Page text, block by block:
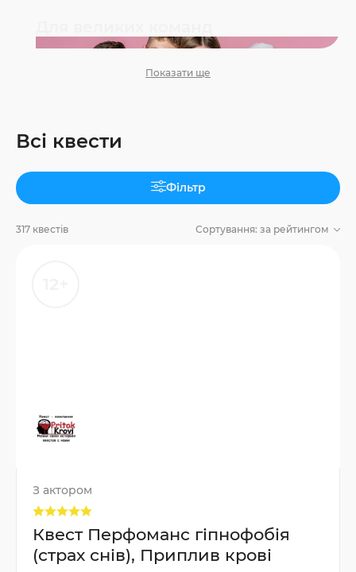
Показати ще
Всі квести
Фільтр
317 квестів Сортування: за рейтингом
З актором
Квест Перфоманс гіпнофобія
(страх снів), Приплив крові